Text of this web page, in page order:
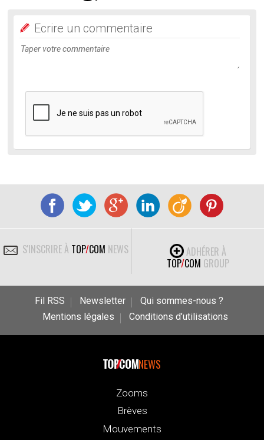
Ecrire un commentaire
S'INSCRIRE À TOP/COM NEWS
ADHÉRER À
TOP/COM GROUP
Fil RSS Newsletter
Qui sommes-nous ?
Mentions légales
Conditions d’utilisations
NEWS
Zooms
Brèves
Mouvements